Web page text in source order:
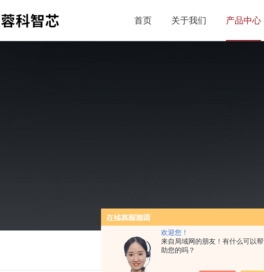
欢迎您！
来自局域网的朋友！有什么可以帮
助您的吗？
首页 关于我们 产品中心